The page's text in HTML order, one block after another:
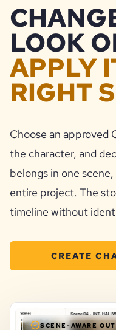
LOOK
APPLY
RIGHT
Choose an approved
the character, and
belongs in one
entire project. The
timeline without
CREATE
SCENE-AWARE